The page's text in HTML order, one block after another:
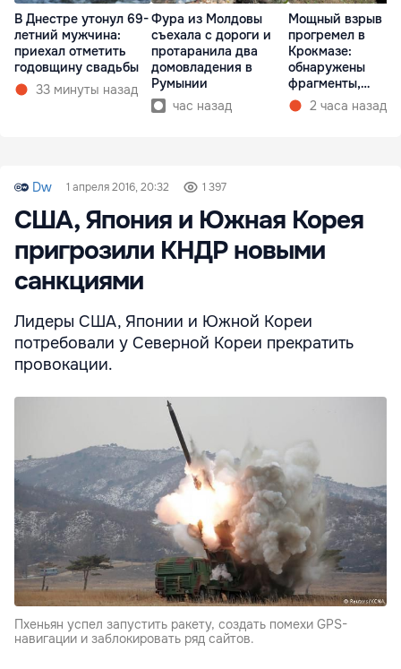
В Днестре утонул 69-
летний мужчина:
приехал отметить
годовщину свадьбы
33 минуты назад
Фура из Молдовы
съехала с дороги и
протаранила два
домовладения в
Румынии
час назад
Мощный взрыв
прогремел в
Крокмазе:
обнаружены
фрагменты,
дрона
2 часа назад
Dw 1 апреля 2016, 20:32 1 397
США, Япония и Южная Корея
пригрозили КНДР новыми
санкциями
Лидеры США, Японии и Южной Кореи
потребовали у Северной Кореи прекратить
провокации.
Пхеньян успел запустить ракету, создать помехи GPS-
навигации и заблокировать ряд сайтов.